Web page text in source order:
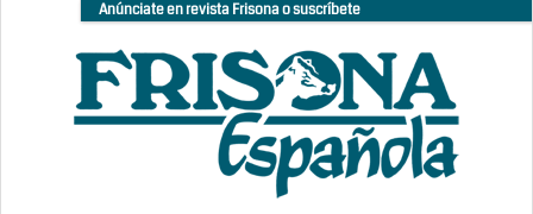
Anúnciate en revista Frisona o suscríbete